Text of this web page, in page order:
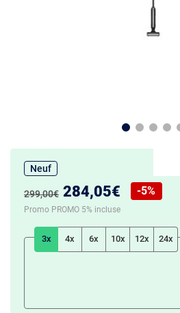
Neuf
Ancien prix :
299,00€ Nouveau prix :
284,05€
Réduction de :
-5%
Promo PROMO 5% incluse
3x 4x 6x 10x 12x 24x